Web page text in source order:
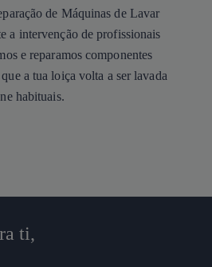
de Máquinas de Lavar
a intervenção de profissionais
e reparamos componentes
a tua loiça volta a ser lavada
habituais.
ti,